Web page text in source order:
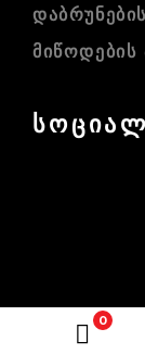
0
ᲛᲘᲬᲝᲓᲔᲑᲘᲡ
ყველა